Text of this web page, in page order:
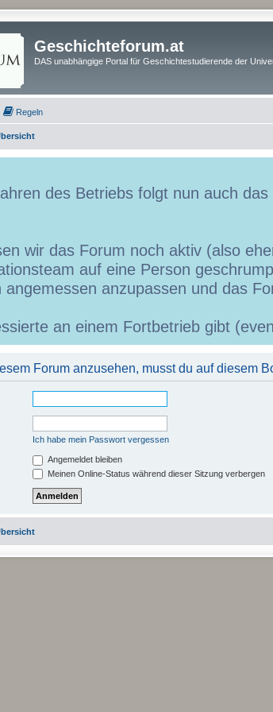
Geschichteforum.at
DAS unabhängige Portal für Geschichtestudierende der
Regeln
des Betriebs folgt nun auch
wir das Forum noch aktiv (also
auf eine Person
angemessen anzupassen und das
an einem Fortbetrieb gibt
Forum anzusehen, musst du auf diesem
Ich habe mein Passwort vergessen
Angemeldet bleiben
Meinen Online-Status während dieser Sitzung verbergen